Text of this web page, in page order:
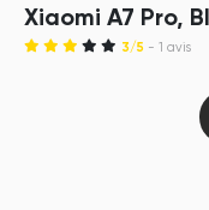
Xiaomi A7 Pro,
3/5 - 1 avis